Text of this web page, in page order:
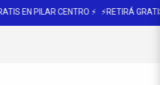
EN PILAR CENTRO ⚡ ⚡RETIRÁ